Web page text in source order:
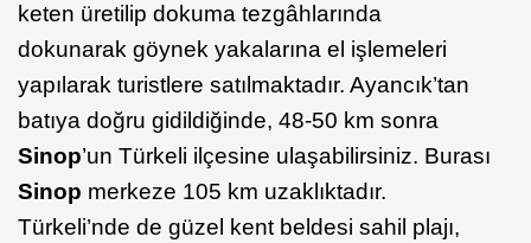
keten üretilip dokuma tezgâhlarında
dokunarak göynek yakalarına el işlemeleri
yapılarak turistlere satılmaktadır. Ayancık’tan
batıya doğru gidildiğinde, 48-50 km sonra
Sinop’un Türkeli ilçesine ulaşabilirsiniz. Burası
Sinop merkeze 105 km uzaklıktadır.
Türkeli’nde de güzel kent beldesi sahil plajı,